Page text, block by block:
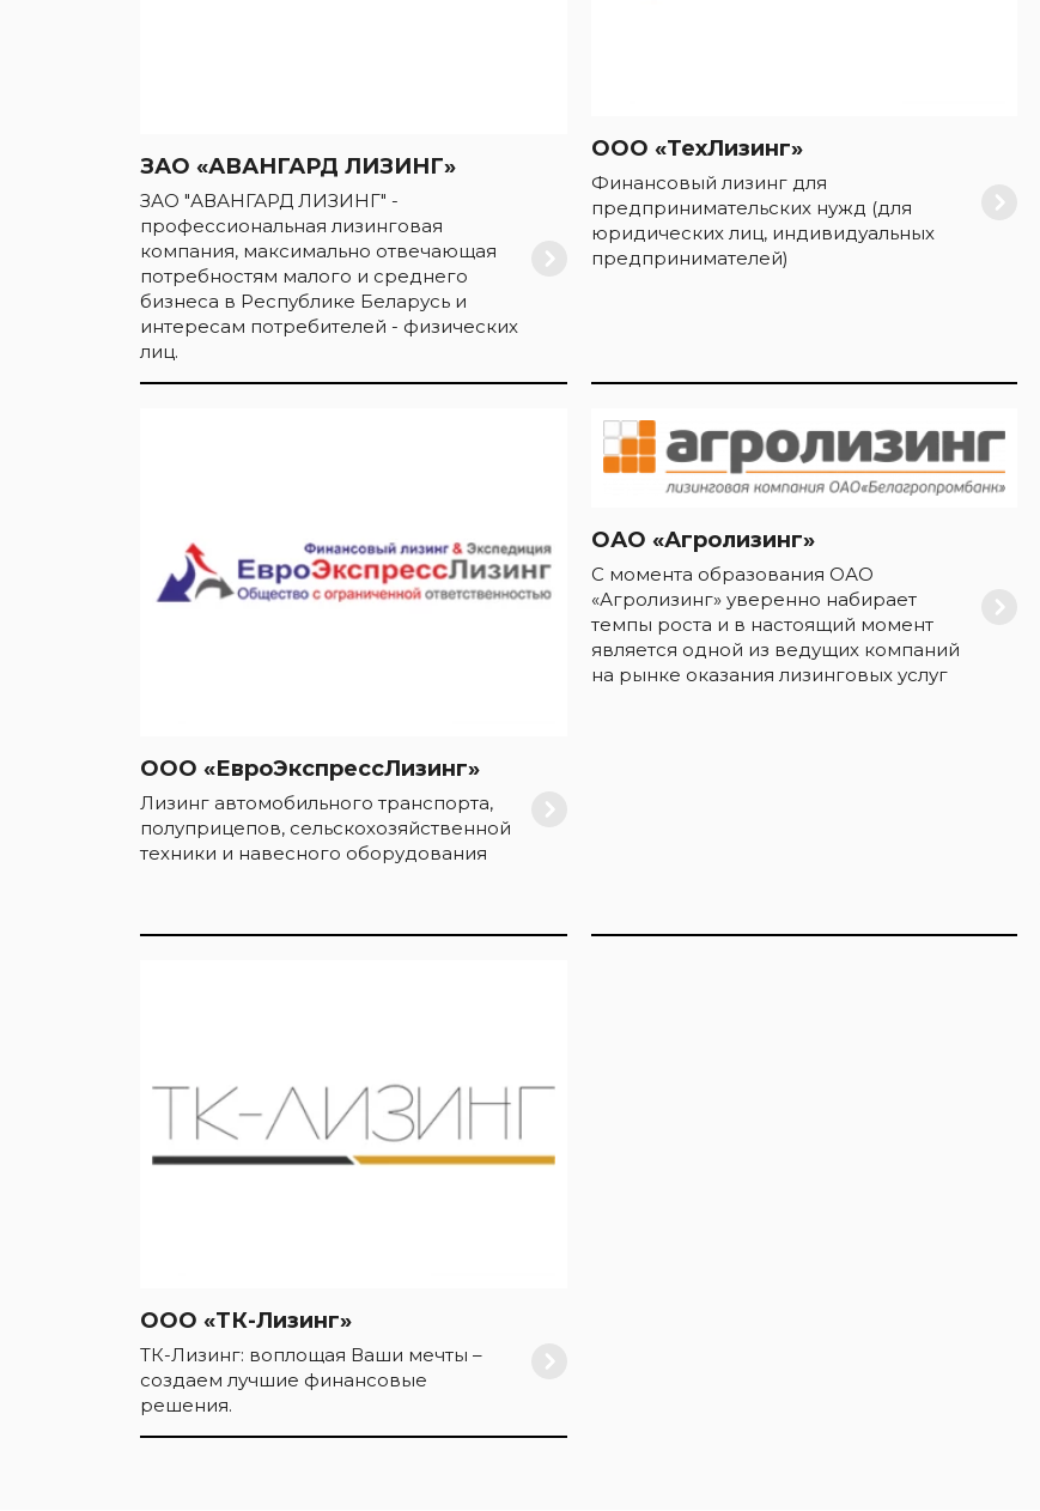
ЗАО «АВАНГАРД ЛИЗИНГ»
ЗАО "АВАНГАРД ЛИЗИНГ" -
профессиональная лизинговая
компания, максимально отвечающая
потребностям малого и среднего
бизнеса в Республике Беларусь и
интересам потребителей - физических
лиц.
ООО «ТехЛизинг»
Финансовый лизинг для
предпринимательских нужд (для
юридических лиц, индивидуальных
предпринимателей)
ООО «ЕвроЭкспрессЛизинг»
Лизинг автомобильного транспорта,
полуприцепов, сельскохозяйственной
техники и навесного оборудования
ОАО «Агролизинг»
С момента образования ОАО
«Агролизинг» уверенно набирает
темпы роста и в настоящий момент
является одной из ведущих компаний
на рынке оказания лизинговых услуг
ООО «ТК-Лизинг»
ТК-Лизинг: воплощая Ваши мечты –
создаем лучшие финансовые
решения.